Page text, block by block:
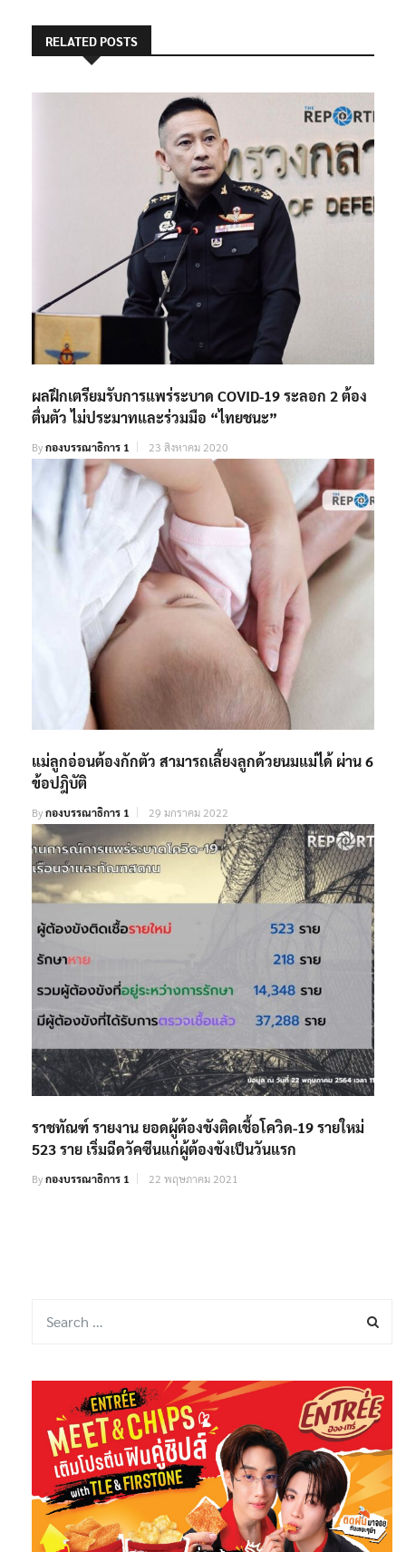
RELATED POSTS
ผลฝึกเตรียมรับการแพร่ระบาด COVID-19 ระลอก 2 ต้อง
ตื่นตัว ไม่ประมาทและร่วมมือ “ไทยชนะ”
Byกองบรรณาธิการ 1 23 สิงหาคม 2020
แม่ลูกอ่อนต้องกักตัว สามารถเลี้ยงลูกด้วยนมแม่ได้ ผ่าน 6
ข้อปฎิบัติ
Byกองบรรณาธิการ 1 29 มกราคม 2022
ราชทัณฑ์ รายงาน ยอดผู้ต้องขังติดเชื้อโควิด-19 รายใหม่
523 ราย เริ่มฉีดวัคซีนแก่ผู้ต้องขังเป็นวันแรก
Byกองบรรณาธิการ 1 22 พฤษภาคม 2021